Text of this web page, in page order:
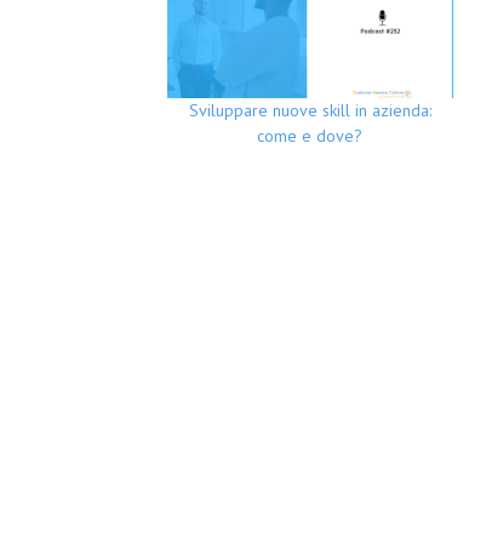
Sviluppare nuove skill in azienda:
come e dove?